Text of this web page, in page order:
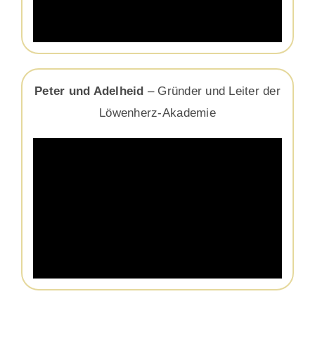
Peter und Adelheid – Gründer und Leiter der
Löwenherz-Akademie